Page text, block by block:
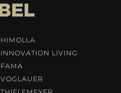
HIMOLLA
INNOVATION LIVING
FAMA
VOGLAUER